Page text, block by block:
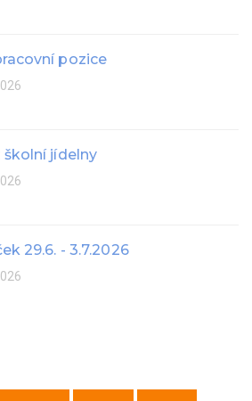
pozice
školní jídelny
29.6. - 3.7.2026